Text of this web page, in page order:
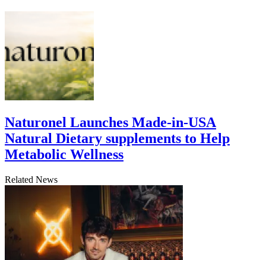
Naturonel Launches Made-in-USA
Natural Dietary supplements to Help
Metabolic Wellness
Related News